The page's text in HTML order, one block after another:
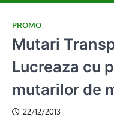
PROMO
Mutari
Lucreaza cu
mutarilor de
22/12/2013